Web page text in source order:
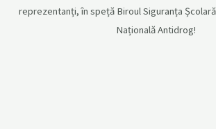
reprezentanți, în speță Biroul Siguranța Școlară
Națională Antidrog!